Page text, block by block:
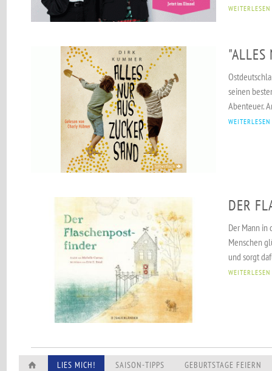
WEITERLESEN
"ALLES
seinen
Abenteuer.
WEITERLESEN
DER
Der Mann in
Menschen
und sorgt
WEITERLESEN
LIES MICH! SAISON-TIPPS GEBURTSTAGE FEIERN